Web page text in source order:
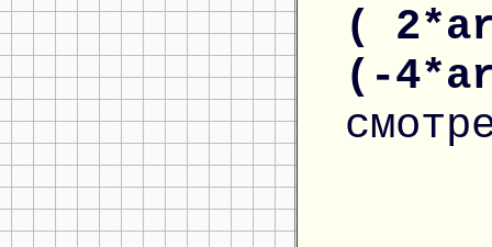
(
(-